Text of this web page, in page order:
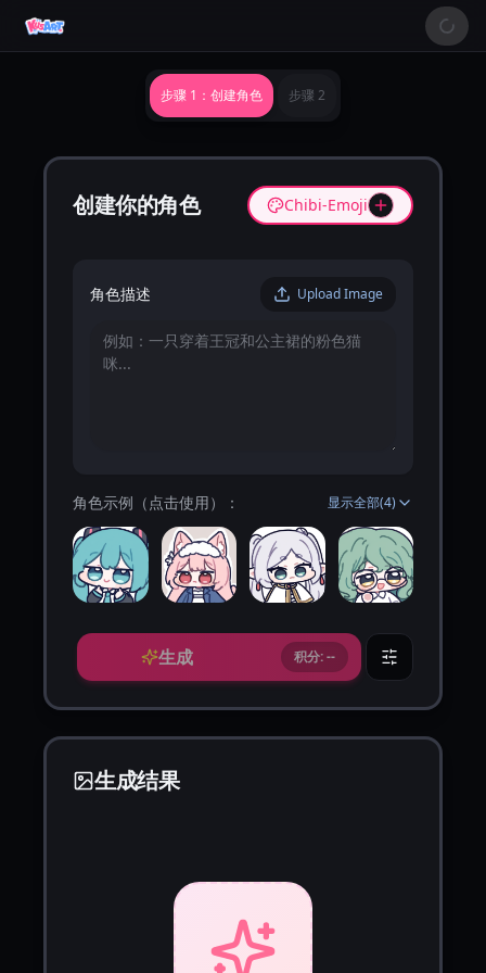
步骤 1：创建角色 步骤 2
创建你的角色 Chibi-Emoji
角色描述 Upload Image
角色示例（点击使用）： 显示全部(4)
生成 积分: --
生成结果